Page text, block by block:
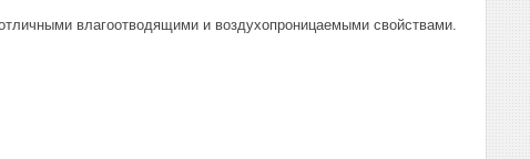
влагоотводящими и воздухопроницаемыми свойствами.